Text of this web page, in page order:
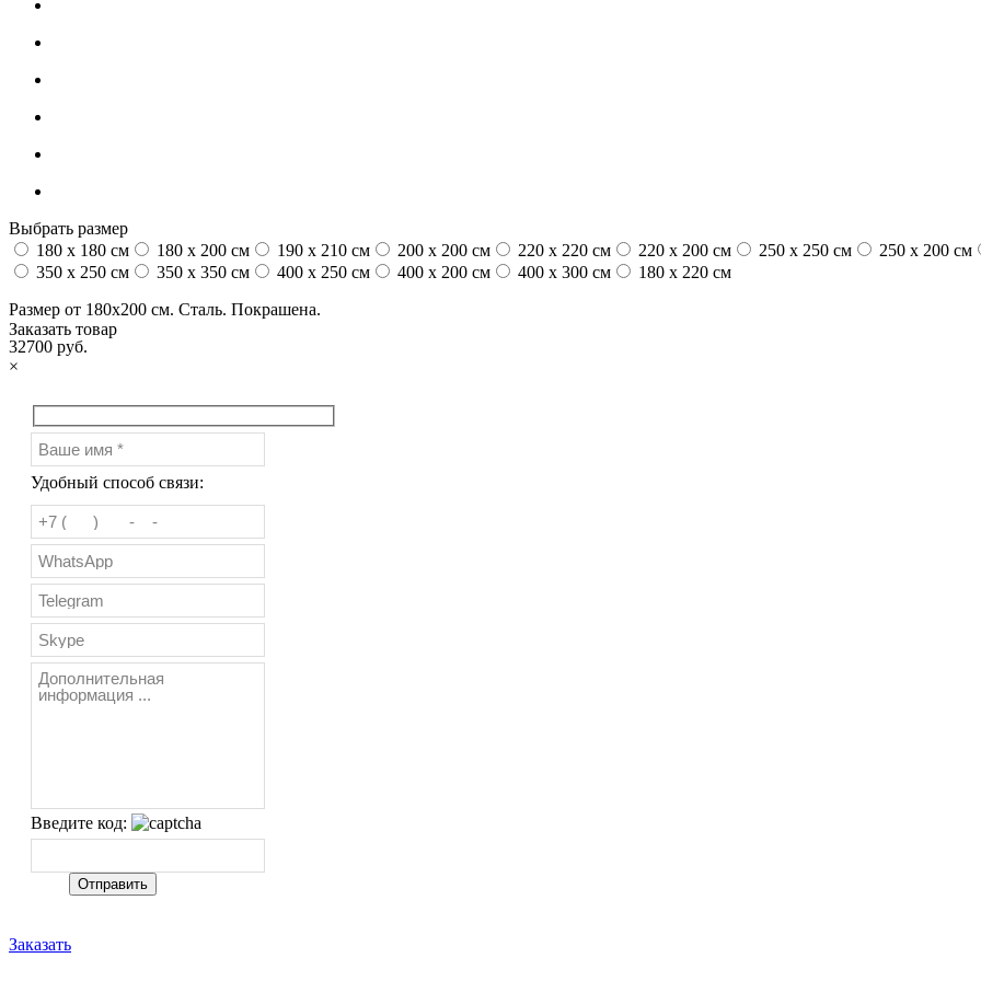
Выбрать размер
180 x 180 см
180 x 200 см 190 x 210 см 200 x 200 см 220 x 220 см 220 x 200 см 250 x 250 см 250 x 200 см
350 x 250 см
350 x 350 см 400 x 250 см 400 x 200 см 400 x 300 см
180 x 220 см
Размер от 180х200 см. Сталь. Покрашена.
32700 руб.
Заказать товар
×
Удобный способ связи:
Введите код:
Заказать